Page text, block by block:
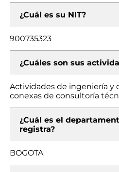
¿Cuál es su NIT?
900735323
¿Cuáles son sus
Actividades de ingeniería y
conexas de consultoría
¿Cuál es el
registra?
BOGOTA